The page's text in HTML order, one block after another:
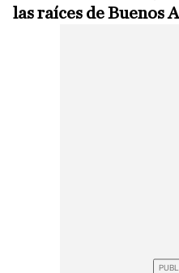
las raíces de Buenos